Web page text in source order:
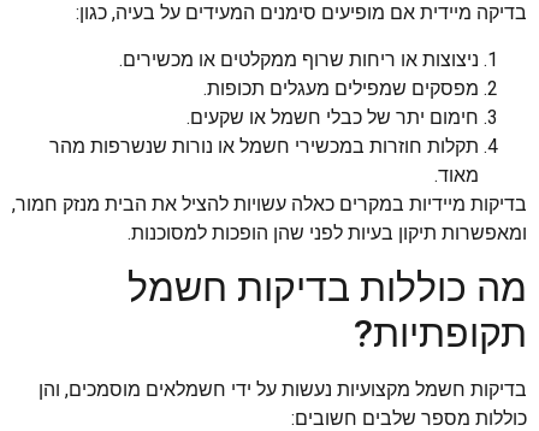
בדיקה מיידית אם מופיעים סימנים המעידים על בעיה, כגון:
ניצוצות או ריחות שרוף ממקלטים או מכשירים.
מפסקים שמפילים מעגלים תכופות.
חימום יתר של כבלי חשמל או שקעים.
תקלות חוזרות במכשירי חשמל או נורות שנשרפות מהר
מאוד.
בדיקות מיידיות במקרים כאלה עשויות להציל את הבית מנזק חמור,
ומאפשרות תיקון בעיות לפני שהן הופכות למסוכנות.
מה כוללות בדיקות חשמל
תקופתיות?
בדיקות חשמל מקצועיות נעשות על ידי חשמלאים מוסמכים, והן
כוללות מספר שלבים חשובים: